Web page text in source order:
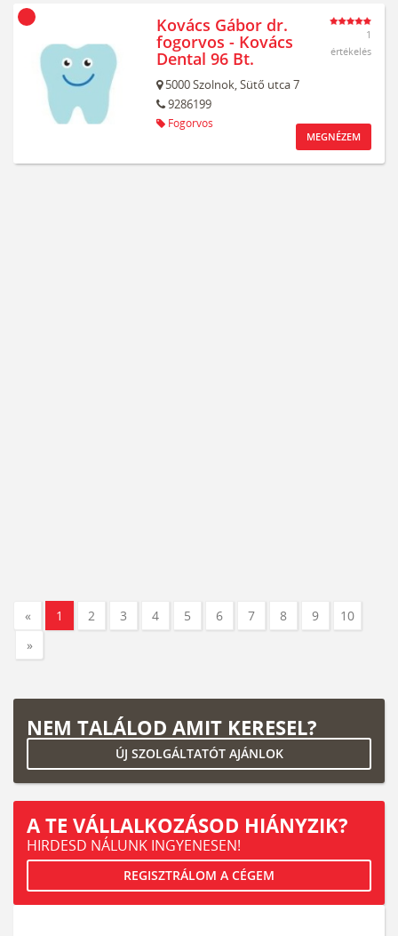
Kovács Gábor dr.
fogorvos - Kovács
Dental 96 Bt.
5000Szolnok,Sütő utca 7
9286199
Fogorvos
1
értékelés
MEGNÉZEM
« 1 2 3 4 5 6 7 8 9
10
»
NEM TALÁLOD AMIT KERESEL?
ÚJ SZOLGÁLTATÓT AJÁNLOK
A TE VÁLLALKOZÁSOD HIÁNYZIK?
HIRDESD NÁLUNK INGYENESEN!
REGISZTRÁLOM A CÉGEM